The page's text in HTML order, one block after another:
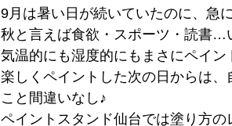
9月は暑い日が続いていたのに、急
秋と言えば食欲・スポーツ・読書…
気温的にも湿度的にもまさにペイン
楽しくペイントした次の日からは
こと間違いなし♪
ペイントスタンド仙台では塗り方